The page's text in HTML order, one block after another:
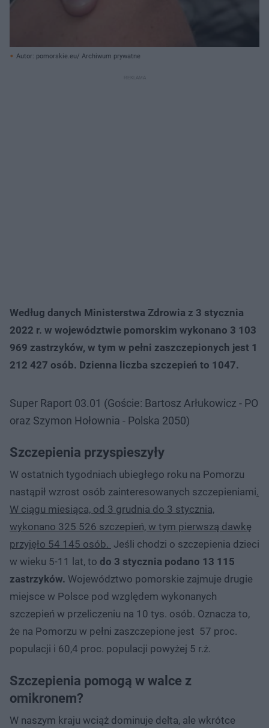
Autor: pomorskie.eu/ Archiwum prywatne
Według danych Ministerstwa Zdrowia z 3 stycznia
2022 r. w województwie pomorskim wykonano 3 103
969 zastrzyków, w tym w pełni zaszczepionych jest 1
212 427 osób. Dzienna liczba szczepień to 1047.
Super Raport 03.01 (Goście: Bartosz Arłukowicz - PO
oraz Szymon Hołownia - Polska 2050)
Szczepienia przyspieszyły
W ostatnich tygodniach ubiegłego roku na Pomorzu
nastąpił wzrost osób zainteresowanych szczepieniami.
W ciągu miesiąca, od 3 grudnia do 3 stycznia,
wykonano 325 526 szczepień, w tym pierwszą dawkę
przyjęło 54 145 osób. Jeśli chodzi o szczepienia dzieci
w wieku 5-11 lat, to do 3 stycznia podano 13 115
zastrzyków. Województwo pomorskie zajmuje drugie
miejsce w Polsce pod względem wykonanych
szczepień w przeliczeniu na 10 tys. osób. Oznacza to,
że na Pomorzu w pełni zaszczepione jest 57 proc.
populacji i 60,4 proc. populacji powyżej 5 r.ż.
Szczepienia pomogą w walce z
omikronem?
W naszym kraju wciąż dominuje delta, ale wkrótce